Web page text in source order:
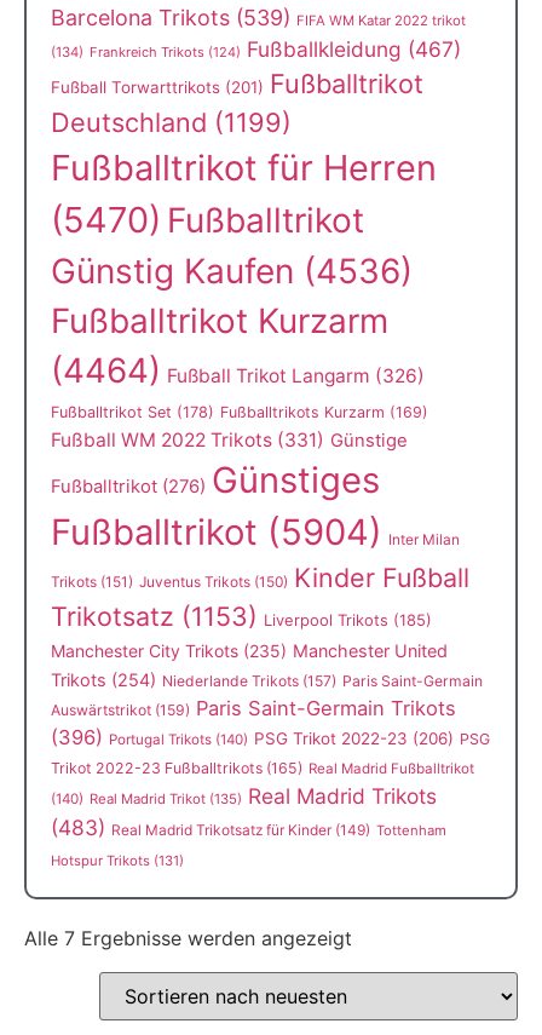
Barcelona Trikots (539) FIFA WM Katar 2022 trikot
(134) Frankreich Trikots (124) Fußballkleidung (467)
Fußball Torwarttrikots (201) Fußballtrikot
Deutschland (1199)
Fußballtrikot für Herren
(5470) Fußballtrikot
Günstig Kaufen (4536)
Fußballtrikot Kurzarm
(4464) Fußball Trikot Langarm (326)
Fußballtrikot Set (178) Fußballtrikots Kurzarm (169)
Fußball WM 2022 Trikots (331) Günstige
Fußballtrikot (276) Günstiges
Fußballtrikot (5904) Inter Milan
Trikots (151) Juventus Trikots (150) Kinder Fußball
Trikotsatz (1153) Liverpool Trikots (185)
Manchester City Trikots (235) Manchester United
Trikots (254) Niederlande Trikots (157) Paris Saint-Germain
Auswärtstrikot (159) Paris Saint-Germain Trikots
(396) Portugal Trikots (140) PSG Trikot 2022-23 (206) PSG
Trikot 2022-23 Fußballtrikots (165) Real Madrid Fußballtrikot
(140) Real Madrid Trikot (135) Real Madrid Trikots
(483) Real Madrid Trikotsatz für Kinder (149) Tottenham
Hotspur Trikots (131)
Alle 7 Ergebnisse werden angezeigt